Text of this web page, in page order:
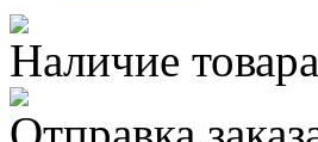
Наличие